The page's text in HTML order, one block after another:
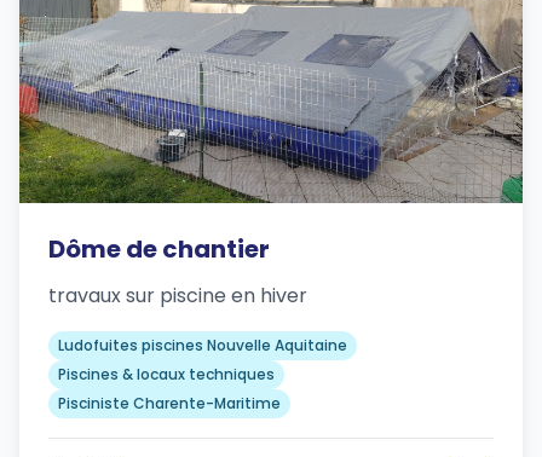
Dôme de chantier
travaux sur piscine en hiver
Ludofuites piscines Nouvelle Aquitaine
Piscines & locaux techniques
Pisciniste Charente-Maritime